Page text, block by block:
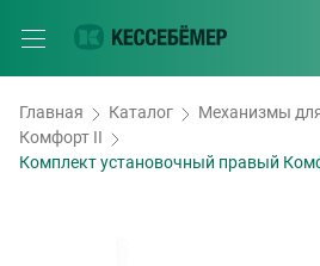
Главная Каталог
Механизмы
Комфорт II
Комплект установочный правый